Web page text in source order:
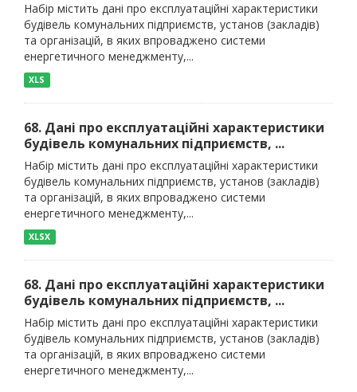
Набір містить дані про експлуатаційні характеристики
будівель комунальних підприємств, установ (закладів)
та організацій, в яких впроваджено системи
енергетичного менеджменту,...
XLS
68. Дані про експлуатаційні характеристики
будівель комунальних підприємств, ...
Набір містить дані про експлуатаційні характеристики
будівель комунальних підприємств, установ (закладів)
та організацій, в яких впроваджено системи
енергетичного менеджменту,...
XLSX
68. Дані про експлуатаційні характеристики
будівель комунальних підприємств, ...
Набір містить дані про експлуатаційні характеристики
будівель комунальних підприємств, установ (закладів)
та організацій, в яких впроваджено системи
енергетичного менеджменту,...